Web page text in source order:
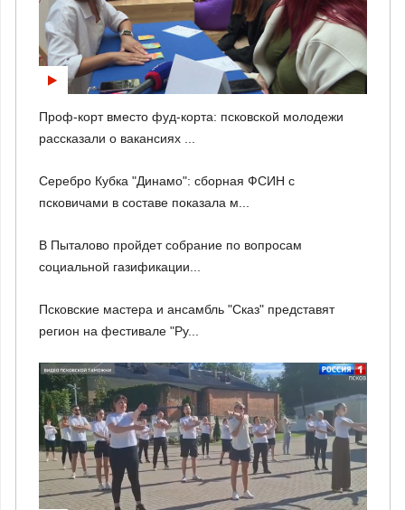
Проф-корт вместо фуд-корта: псковской молодежи
рассказали о вакансиях ...
Серебро Кубка "Динамо": сборная ФСИН с
псковичами в составе показала м...
В Пыталово пройдет собрание по вопросам
социальной газификации...
Псковские мастера и ансамбль "Сказ" представят
регион на фестивале "Ру...